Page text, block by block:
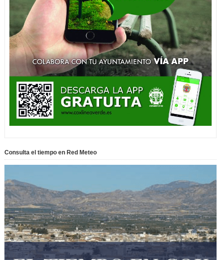
Consulta el tiempo en Red Meteo